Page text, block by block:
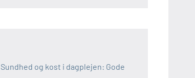
Sundhed og kost i dagplejen: Gode